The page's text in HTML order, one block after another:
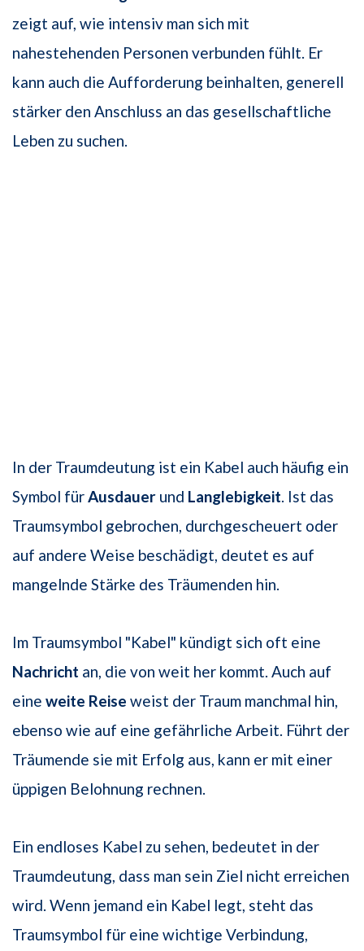
zeigt auf, wie intensiv man sich mit
nahestehenden Personen verbunden fühlt. Er
kann auch die Aufforderung beinhalten, generell
stärker den Anschluss an das gesellschaftliche
Leben zu suchen.
In der Traumdeutung ist ein Kabel auch häufig ein
Symbol fürAusdauer und Langlebigkeit. Ist das
Traumsymbol gebrochen, durchgescheuert oder
auf andere Weise beschädigt, deutet es auf
mangelnde Stärke des Träumenden hin.
Im Traumsymbol "Kabel" kündigt sich oft eine
Nachricht an, die von weit her kommt. Auch auf
eine weite Reise weist der Traum manchmal hin,
ebenso wie auf eine gefährliche Arbeit. Führt der
Träumende sie mit Erfolg aus, kann er mit einer
üppigen Belohnung rechnen.
Ein endloses Kabel zu sehen, bedeutet in der
Traumdeutung, dass man sein Ziel nicht erreichen
wird. Wenn jemand ein Kabel legt, steht das
Traumsymbol für eine wichtige Verbindung,